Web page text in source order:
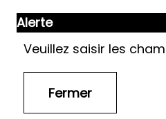
Alerte
Veuillez saisir les